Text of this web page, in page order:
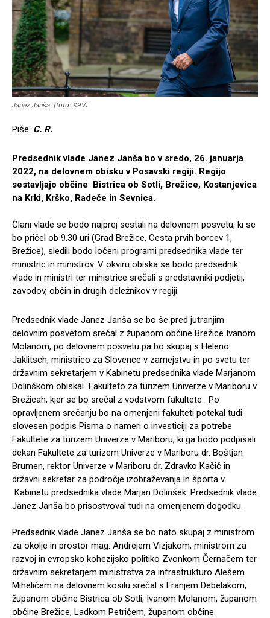
Janez Janša. (foto: KPV)
Piše: C. R.
Predsednik vlade Janez Janša bo v sredo, 26. januarja
2022, na delovnem obisku v Posavski regiji. Regijo
sestavljajo občine Bistrica ob Sotli, Brežice, Kostanjevica
na Krki, Krško, Radeče in Sevnica.
Člani vlade se bodo najprej sestali na delovnem posvetu, ki se
bo pričel ob 9.30 uri (Grad Brežice, Cesta prvih borcev 1,
Brežice), sledili bodo ločeni programi predsednika vlade ter
ministric in ministrov. V okviru obiska se bodo predsednik
vlade in ministri ter ministrice srečali s predstavniki podjetij,
zavodov, občin in drugih deležnikov v regiji.
Predsednik vlade Janez Janša se bo še pred jutranjim
delovnim posvetom srečal z županom občine Brežice Ivanom
Molanom, po delovnem posvetu pa bo skupaj s Heleno
Jaklitsch, ministrico za Slovence v zamejstvu in po svetu ter
državnim sekretarjem v Kabinetu predsednika vlade Marjanom
Dolinškom obiskal Fakulteto za turizem Univerze v Mariboru v
Brežicah, kjer se bo srečal z vodstvom fakultete. Po
opravljenem srečanju bo na omenjeni fakulteti potekal tudi
slovesen podpis Pisma o nameri o investiciji za potrebe
Fakultete za turizem Univerze v Mariboru, ki ga bodo podpisali
dekan Fakultete za turizem Univerze v Mariboru dr. Boštjan
Brumen, rektor Univerze v Mariboru dr. Zdravko Kačič in
državni sekretar za področje izobraževanja in športa v
Kabinetu predsednika vlade Marjan Dolinšek. Predsednik vlade
Janez Janša bo prisostvoval tudi na omenjenem dogodku.
Predsednik vlade Janez Janša se bo nato skupaj z ministrom
za okolje in prostor mag. Andrejem Vizjakom, ministrom za
razvoj in evropsko kohezijsko politiko Zvonkom Černačem ter
državnim sekretarjem ministrstva za infrastrukturo Alešem
Miheličem na delovnem kosilu srečal s Franjem Debelakom,
županom občine Bistrica ob Sotli, Ivanom Molanom, županom
občine Brežice, Ladkom Petričem, županom občine